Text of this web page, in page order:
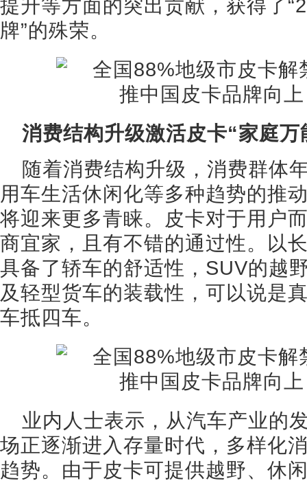
提升等方面的突出贡献，获得了
牌”的殊荣。
消费结构升级激活皮卡“家庭万
随着消费结构升级，消费群体
用车生活休闲化等多种趋势的推
将迎来更多青睐。皮卡对于用户
商宜家，且有不错的通过性。以
具备了轿车的舒适性，SUV的越
及轻型货车的装载性，可以说是
车抵四车。
业内人士表示，从汽车产业的
场正逐渐进入存量时代，多样化
趋势。由于皮卡可提供越野、休